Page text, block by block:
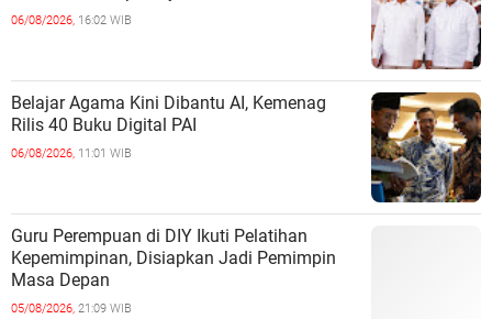
06/08/2026, 16:02 WIB
Belajar Agama Kini Dibantu AI, Kemenag
Rilis 40 Buku Digital PAI
06/08/2026, 11:01 WIB
Guru Perempuan di DIY Ikuti Pelatihan
Kepemimpinan, Disiapkan Jadi Pemimpin
Masa Depan
05/08/2026, 21:09 WIB